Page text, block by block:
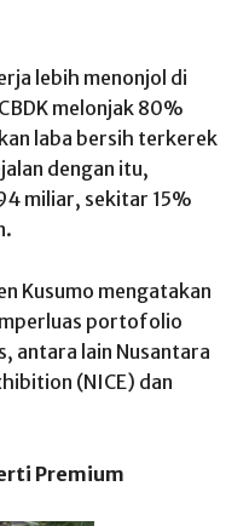
lebih menonjol di
melonjak 80%
laba bersih terkerek
dengan itu,
miliar, sekitar 15%
Kusumo mengatakan
portofolio
antara lain Nusantara
(NICE) dan
Premium